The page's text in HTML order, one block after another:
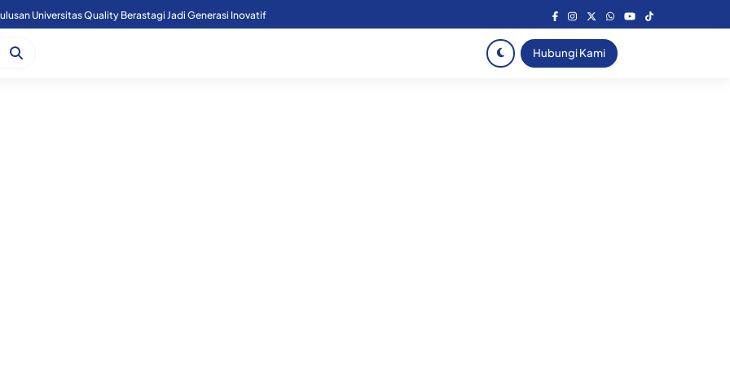
Universitas Quality Berastagi Jadi Generasi Inovatif
Hubungi Kami